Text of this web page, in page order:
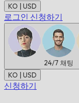
KO | USD
로그인 신청하기
24/7 채팅
KO | USD
신청하기